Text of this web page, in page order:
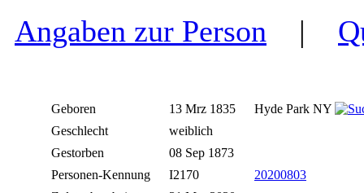
Angaben zur Person |
Geboren 13 Mrz 1835
Hyde Park NY
Geschlecht
weiblich
Gestorben
08 Sep 1873
Personen-Kennung
I2170
20200803